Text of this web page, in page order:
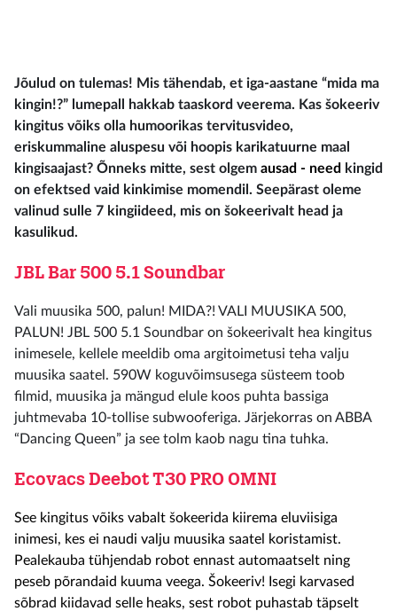
Jõulud on tulemas! Mis tähendab, et iga-aastane “mida ma
kingin!?” lumepall hakkab taaskord veerema. Kas šokeeriv
kingitus võiks olla humoorikas tervitusvideo,
eriskummaline aluspesu või hoopis karikatuurne maal
kingisaajast? Õnneks mitte, sest olgem ausad - need kingid
on efektsed vaid kinkimise momendil. Seepärast oleme
valinud sulle 7 kingiideed, mis on šokeerivalt head ja
kasulikud.
JBL Bar 500 5.1 Soundbar
Vali muusika 500, palun! MIDA?! VALI MUUSIKA 500,
PALUN! JBL 500 5.1 Soundbar on šokeerivalt hea kingitus
inimesele, kellele meeldib oma argitoimetusi teha valju
muusika saatel. 590W koguvõimsusega süsteem toob
filmid, muusika ja mängud elule koos puhta bassiga
juhtmevaba 10-tollise subwooferiga. Järjekorras on ABBA
“Dancing Queen” ja see tolm kaob nagu tina tuhka.
Ecovacs Deebot T30 PRO OMNI
See kingitus võiks vabalt šokeerida kiirema eluviisiga
inimesi, kes ei naudi valju muusika saatel koristamist.
Pealekauba tühjendab robot ennast automaatselt ning
peseb põrandaid kuuma veega. Šokeeriv! Isegi karvased
sõbrad kiidavad selle heaks, sest robot puhastab täpselt